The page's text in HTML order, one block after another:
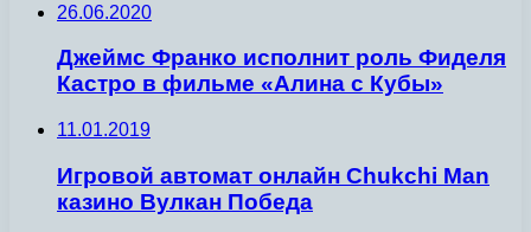
26.06.2020
Джеймс Франко исполнит роль Фиделя
Кастро в фильме «Алина с Кубы»
11.01.2019
Игровой автомат онлайн Chukchi Man
казино Вулкан Победа